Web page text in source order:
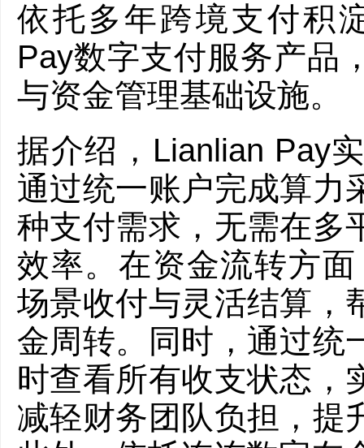
依托多年跨境支付积
Pay数字支付服务产品
与资金管理基础设施。
据介绍，Lianlian Pay
通过统一账户完成算力
种支付需求，无需在多
效率。在资金流转方
场景收付与灵活结算，
金周转。同时，通过统
时查看所有收支状态，
减轻财务团队负担，提